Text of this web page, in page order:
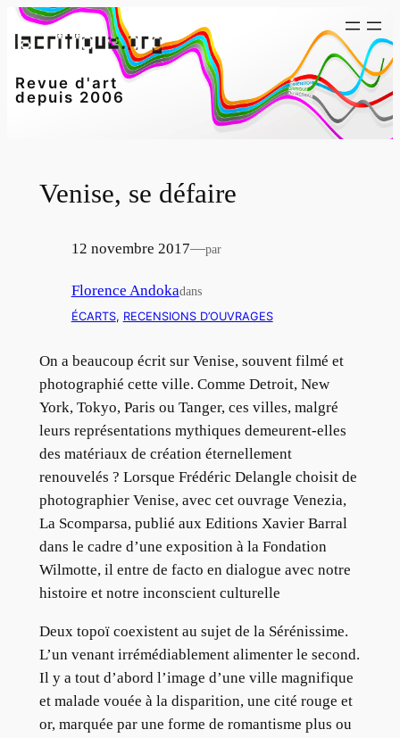
Aller
au
Revue d'art
depuis 2006
Venise, se défaire
12 novembre 2017—par
Florence Andokadans
ÉCARTS, RECENSIONS D’OUVRAGES
On a beaucoup écrit sur Venise, souvent filmé et
photographié cette ville. Comme Detroit, New
York, Tokyo, Paris ou Tanger, ces villes, malgré
leurs représentations mythiques demeurent-elles
des matériaux de création éternellement
renouvelés ? Lorsque Frédéric Delangle choisit de
photographier Venise, avec cet ouvrage Venezia,
La Scomparsa, publié aux Editions Xavier Barral
dans le cadre d’une exposition à la Fondation
Wilmotte, il entre de facto en dialogue avec notre
histoire et notre inconscient culturelle
Deux topoï coexistent au sujet de la Sérénissime.
L’un venant irrémédiablement alimenter le second.
Il y a tout d’abord l’image d’une ville magnifique
et malade vouée à la disparition, une cité rouge et
or, marquée par une forme de romantisme plus ou